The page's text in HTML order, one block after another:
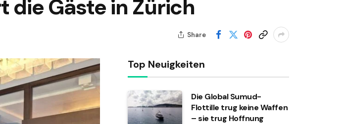
die Gäste in Zürich
Share
Top Neuigkeiten
Die Global Sumud-
Flottille trug keine Waffen
– sie trug Hoffnung